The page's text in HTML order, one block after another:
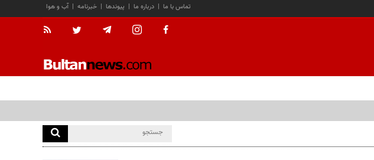
آب و هوا | خبرنامه | پیوندها | درباره ما | تماس با ما